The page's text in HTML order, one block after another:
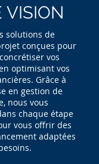
VISION
solutions de
conçues pour
vos
optimisant vos
Grâce à
en gestion de
nous vous
chaque étape
vous offrir des
adaptées